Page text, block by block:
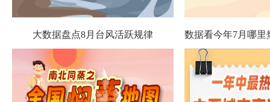
大数据盘点8月台风活跃规律